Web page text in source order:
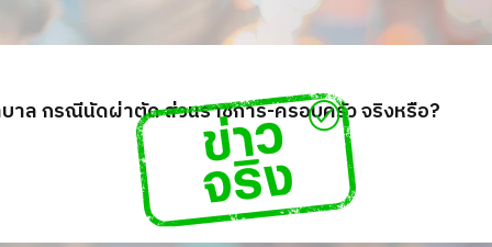
ล กรณีนัดผ่าตัด ส่วนราชการ-ครอบครัว จริงหรือ?